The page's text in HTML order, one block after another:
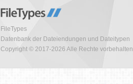
FileTypes
Datenbank der Dateiendungen und Dateitypen
Copyright © 2017-2026 Alle Rechte vorbehalten